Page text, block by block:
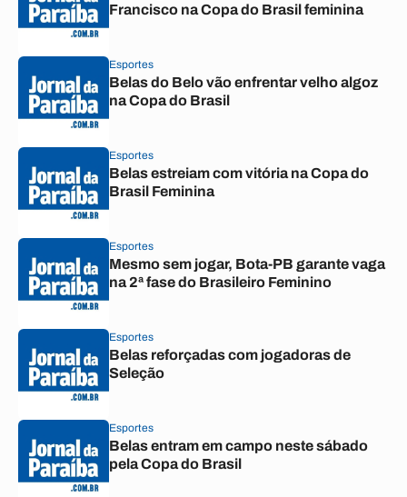
Francisco na Copa do Brasil feminina
Esportes
Belas do Belo vão enfrentar velho algoz
na Copa do Brasil
Esportes
Belas estreiam com vitória na Copa do
Brasil Feminina
Esportes
Mesmo sem jogar, Bota-PB garante vaga
na 2ª fase do Brasileiro Feminino
Esportes
Belas reforçadas com jogadoras de
Seleção
Esportes
Belas entram em campo neste sábado
pela Copa do Brasil